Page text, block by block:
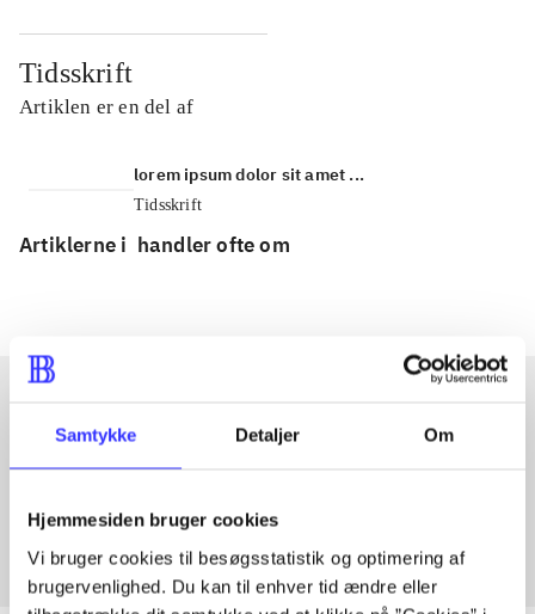
Samtykke Detaljer Om
Hjemmesiden bruger cookies
Vi bruger cookies til besøgsstatistik og optimering af
brugervenlighed. Du kan til enhver tid ændre eller
Tidsskrift
Artiklen er en del af
lorem ipsum dolor sit amet ...
Tidsskrift
Artiklerne i handler ofte om
Artikler med samme emner